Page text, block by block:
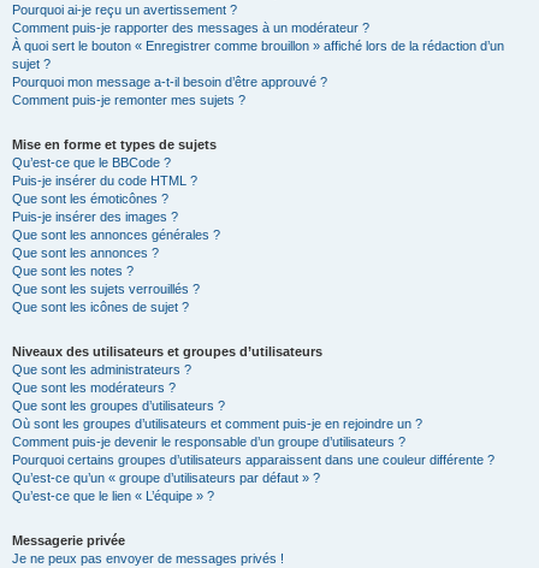
Pourquoi ai-je reçu un avertissement ?
Comment puis-je rapporter des messages à un modérateur ?
À quoi sert le bouton « Enregistrer comme brouillon » affiché lors de la rédaction d’un
sujet ?
Pourquoi mon message a-t-il besoin d’être approuvé ?
Comment puis-je remonter mes sujets ?
Mise en forme et types de sujets
Qu’est-ce que le BBCode ?
Puis-je insérer du code HTML ?
Que sont les émoticônes ?
Puis-je insérer des images ?
Que sont les annonces générales ?
Que sont les annonces ?
Que sont les notes ?
Que sont les sujets verrouillés ?
Que sont les icônes de sujet ?
Niveaux des utilisateurs et groupes d’utilisateurs
Que sont les administrateurs ?
Que sont les modérateurs ?
Que sont les groupes d’utilisateurs ?
Où sont les groupes d’utilisateurs et comment puis-je en rejoindre un ?
Comment puis-je devenir le responsable d’un groupe d’utilisateurs ?
Pourquoi certains groupes d’utilisateurs apparaissent dans une couleur différente ?
Qu’est-ce qu’un « groupe d’utilisateurs par défaut » ?
Qu’est-ce que le lien « L’équipe » ?
Messagerie privée
Je ne peux pas envoyer de messages privés !